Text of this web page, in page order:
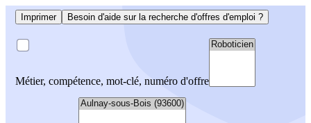
Imprimer Besoin d'aide sur la recherche d'offres d'emploi ?
Métier, compétence, mot-clé, numéro d'offre